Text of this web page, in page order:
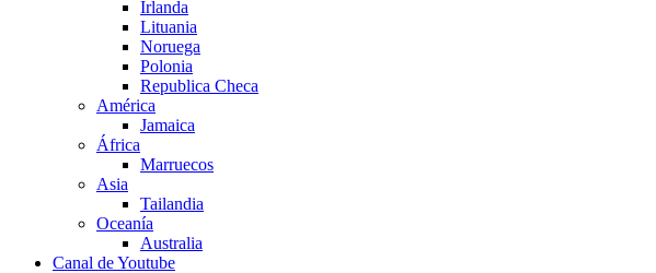
Irlanda
Lituania
Noruega
Polonia
Republica Checa
América
Jamaica
África
Marruecos
Asia
Tailandia
Oceanía
Australia
Canal de Youtube